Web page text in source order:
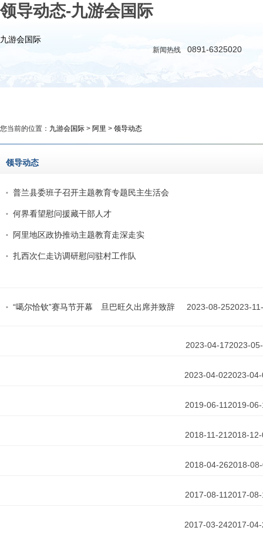
领导动态-九游会国际
九游会国际
新闻热线 0891-6325020
您当前的位置： 九游会国际 > 阿里 > 领导动态
领导动态
普兰县委班子召开主题教育专题民主生活会
何界看望慰问援藏干部人才
阿里地区政协推动主题教育走深走实
扎西次仁走访调研慰问驻村工作队
2023-
​“噶尔恰钦”赛马节开幕 旦巴旺久出席并致辞 2023-08-25
2023-
2023-04-17
2023-
2023-04-02
2019-
2019-06-11
2018-
2018-11-21
2018-
2018-04-26
2017-
2017-08-11
2017-
2017-03-24